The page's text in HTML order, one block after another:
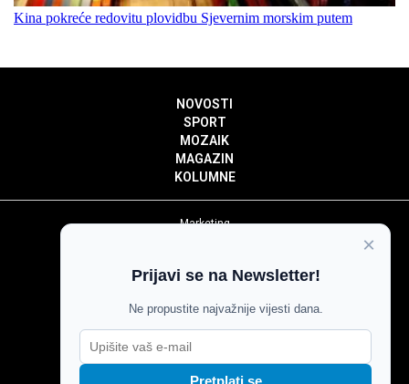
Kina pokreće redovitu plovidbu Sjevernim morskim putem
NOVOSTI
SPORT
MOZAIK
MAGAZIN
KOLUMNE
Marketing
Impressum
Pravila komentiranja
Agroglas
×
Prijavi se na Newsletter!
Ne propustite najvažnije vijesti dana.
Pretplati se